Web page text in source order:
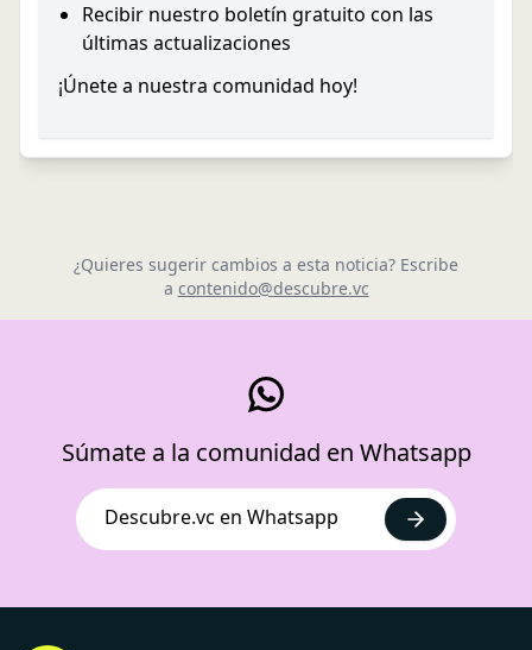
Recibir nuestro boletín gratuito con las
últimas actualizaciones
¡Únete a nuestra comunidad hoy!
¿Quieres sugerir cambios a esta noticia? Escribe
a contenido@descubre.vc
Súmate a la comunidad en Whatsapp
Descubre.vc en Whatsapp